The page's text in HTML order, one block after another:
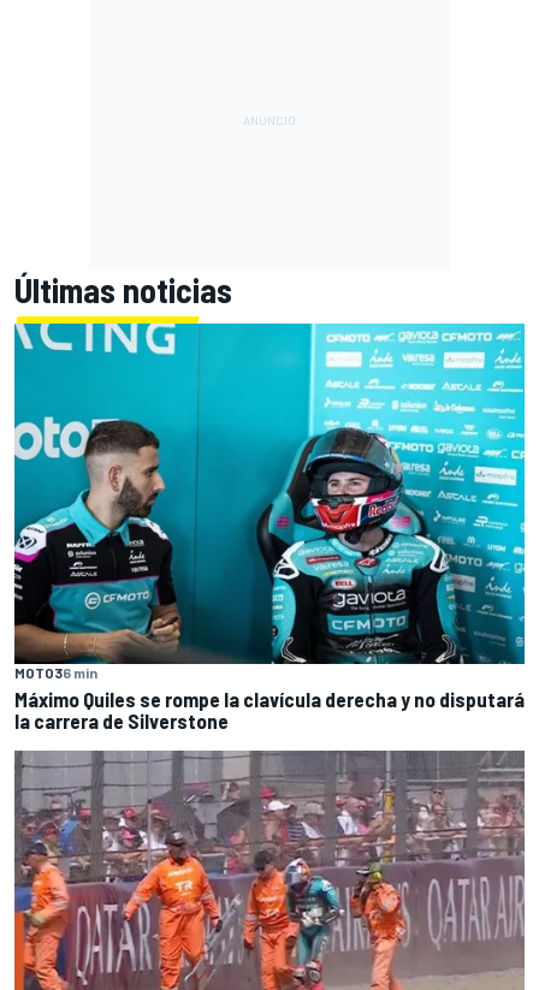
Últimas noticias
MOTO36 min
Máximo Quiles se rompe la clavícula derecha y no disputará
la carrera de Silverstone